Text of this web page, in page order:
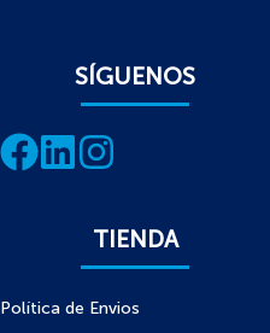
SÍGUENOS
TIENDA
Política de Envios